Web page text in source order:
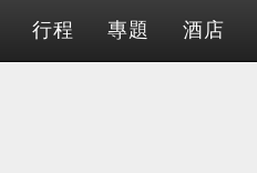
行程 專題 酒店